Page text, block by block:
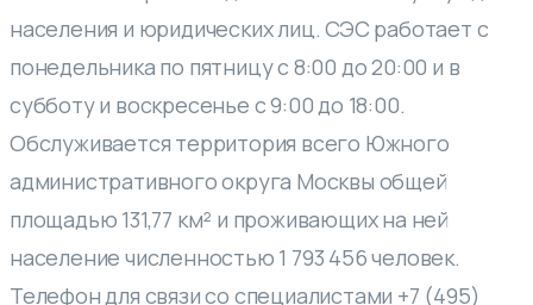
населения и юридических лиц. СЭС работает с
понедельника по пятницу с 8:00 до 20:00 и в
субботу и воскресенье с 9:00 до 18:00.
Обслуживается территория всего Южного
административного округа Москвы общей
площадью 131,77 км² и проживающих на ней
население численностью 1 793 456 человек.
Телефон для связи со специалистами +7 (495)